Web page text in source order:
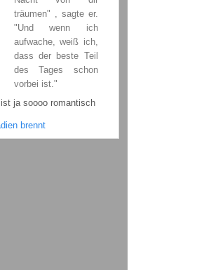
träumen" , sagte er.
"Und wenn ich
aufwache, weiß ich,
dass der beste Teil
des Tages schon
vorbei ist."
ist ja soooo romantisch
brennt